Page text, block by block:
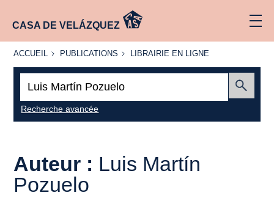
CASA DE VELÁZQUEZ
ACCUEIL
ACCUEIL PUBLICATIONS
PUBLICATIONS
LIBRAIRIE
LIBRAIRIE EN LIGNE
Recherche avancée
Auteur : Luis Martín
Pozuelo